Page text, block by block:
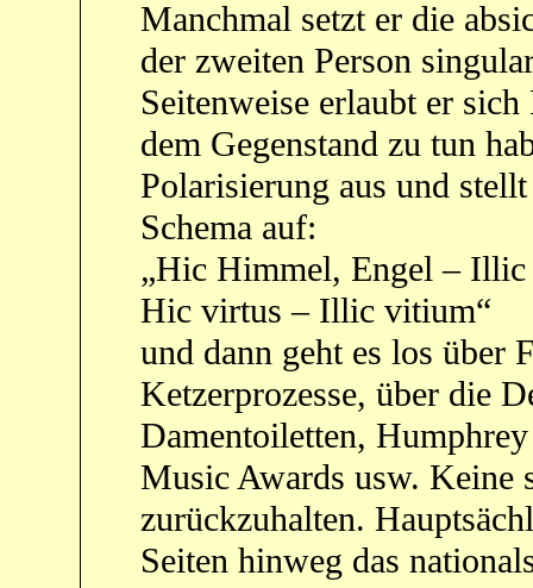
Manchmal setzt er die
der zweiten Person
Seitenweise erlaubt er
dem Gegenstand zu tun
Polarisierung aus und
Schema auf:
„Hic Himmel, Engel –
Hic virtus – Illic vitium“
und dann geht es los über
Ketzerprozesse, über die
Damentoiletten,
Music Awards usw. Keine
zurückzuhalten.
Seiten hinweg das